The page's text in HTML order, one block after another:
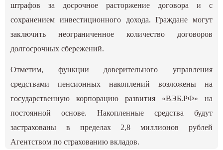
штрафов за досрочное расторжение договора и с
сохранением инвестиционного дохода. Граждане могут
заключить неограниченное количество договоров
долгосрочных сбережений.
Отметим, функции доверительного управления
средствами пенсионных накоплений возложены на
государственную корпорацию развития «ВЭБ.РФ» на
постоянной основе. Накопленные средства будут
застрахованы в пределах 2,8 миллионов рублей
Агентством по страхованию вкладов.